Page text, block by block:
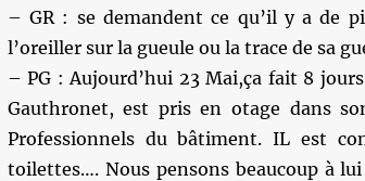
– GR : se demandent ce qu’il y a de
l’oreiller sur la gueule ou la trace de sa
– PG : Aujourd’hui 23 Mai,ça fait 8
Gauthronet, est pris en otage dans
Professionnels du bâtiment. IL est
toilettes…. Nous pensons beaucoup à